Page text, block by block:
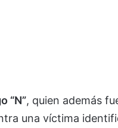
“N”, quien además
una víctima